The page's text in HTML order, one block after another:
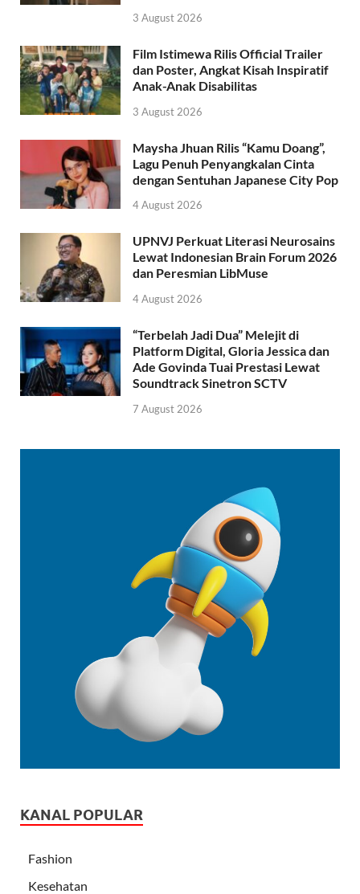
3 August 2026
Film Istimewa Rilis Official Trailer
dan Poster, Angkat Kisah Inspiratif
Anak-Anak Disabilitas
3 August 2026
Maysha Jhuan Rilis “Kamu Doang”,
Lagu Penuh Penyangkalan Cinta
dengan Sentuhan Japanese City Pop
4 August 2026
UPNVJ Perkuat Literasi Neurosains
Lewat Indonesian Brain Forum 2026
dan Peresmian LibMuse
4 August 2026
“Terbelah Jadi Dua” Melejit di
Platform Digital, Gloria Jessica dan
Ade Govinda Tuai Prestasi Lewat
Soundtrack Sinetron SCTV
7 August 2026
KANAL POPULAR
Fashion
Kesehatan